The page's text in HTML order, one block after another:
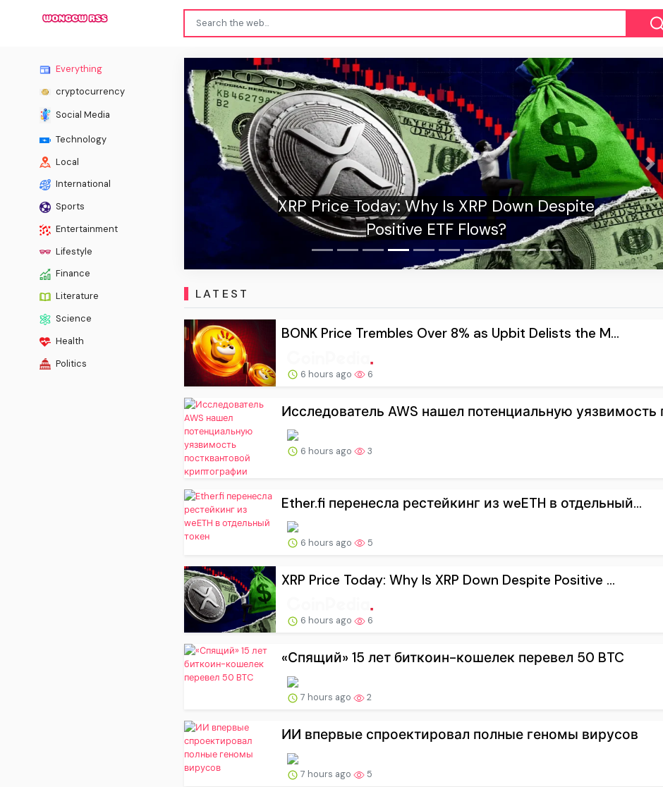
Everything
cryptocurrency
Social Media
Technology
Local
International
Sports
Entertainment
Lifestyle
Finance
Literature
Science
Health
Politics
XRP Price Today: Why Is XRP Down Despite
Positive ETF Flows?
«Спящий»
Previous
LATEST
BONK Price Trembles Over 8% as Upbit Delists the M...
6 hours ago 6
Исследователь AWS нашел потенциальную уязвимость
6 hours ago 3
Ether.fi перенесла рестейкинг из weETH в отдельный...
6 hours ago 5
XRP Price Today: Why Is XRP Down Despite Positive ...
6 hours ago 6
«Спящий» 15 лет биткоин-кошелек перевел 50 BTC
7 hours ago 2
ИИ впервые спроектировал полные геномы вирусов
7 hours ago 5